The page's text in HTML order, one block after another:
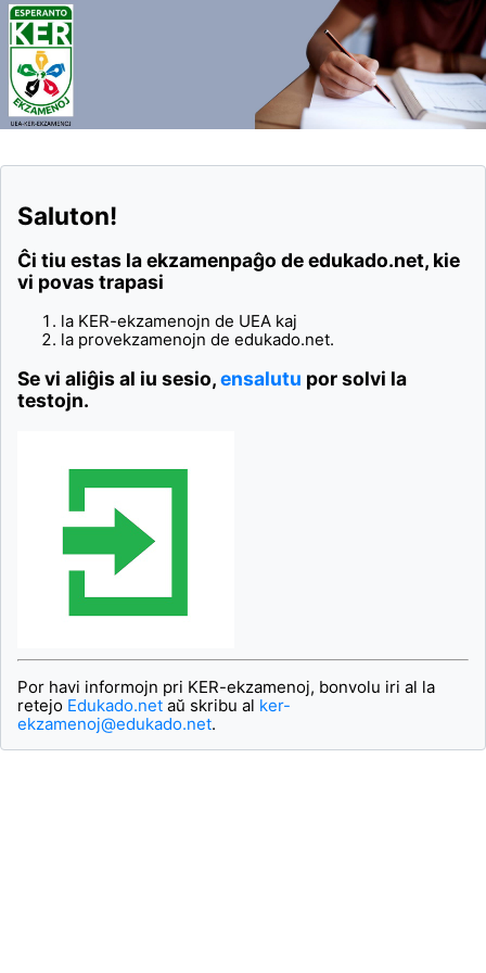
Saluton!
Ĉi tiu estas la ekzamenpaĝo de edukado.net, kie
vi povas trapasi
la KER-ekzamenojn de UEA kaj
la provekzamenojn de edukado.net.
Se vi aliĝis al iu sesio,ensalutu por solvi la
testojn.
Por havi informojn pri KER-ekzamenoj, bonvolu iri al la
retejo Edukado.net aŭ skribu al ker-
ekzamenoj@edukado.net.